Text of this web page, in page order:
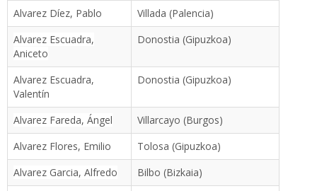
Alvarez Díez, Pablo
Villada (Palencia)
Alvarez Escuadra,
Aniceto
Donostia (Gipuzkoa)
Alvarez Escuadra,
Valentín
Donostia (Gipuzkoa)
Alvarez Fareda, Ángel
Villarcayo (Burgos)
Alvarez Flores, Emilio
Tolosa (Gipuzkoa)
Alvarez Garcia, Alfredo
Bilbo (Bizkaia)